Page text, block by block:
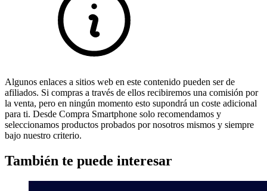
Algunos enlaces a sitios web en este contenido pueden ser de
afiliados. Si compras a través de ellos recibiremos una comisión por
la venta, pero en ningún momento esto supondrá un coste adicional
para ti. Desde Compra Smartphone solo recomendamos y
seleccionamos productos probados por nosotros mismos y siempre
bajo nuestro criterio.
También te puede interesar